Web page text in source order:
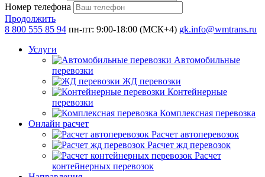
Номер телефона
Продолжить
8 800 555 85 94 пн-пт: 9:00-18:00 (МСК+4) gk.info@wmtrans.ru
Услуги
Автомобильные
перевозки
ЖД перевозки
Контейнерные
перевозки
Комплексная перевозка
Онлайн расчет
Расчет автоперевозок
Расчет жд перевозок
Расчет
контейнерных перевозок